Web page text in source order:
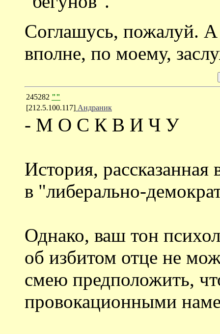
Соглашусь, пожалуй.
вполне, по моему,
245282 ""
[212.5.100.117] Андраник
- М О С К В И Ч У
История, рассказанная
в "либерально-
Однако, ваш тон
об избитом отце не
смею предположить,
провокационными